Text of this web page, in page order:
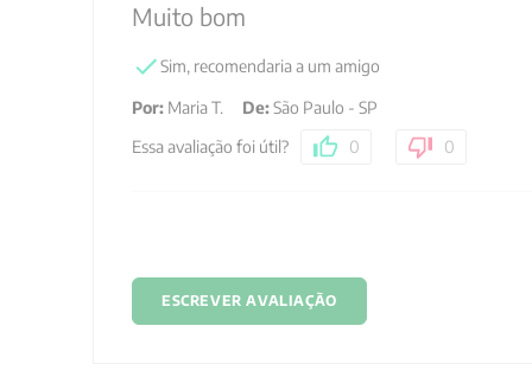
Muito bom
Sim, recomendaria a um amigo
Por: Maria T. De:São Paulo - SP
Essa avaliação foi útil?
0 0
ESCREVER AVALIAÇÃO